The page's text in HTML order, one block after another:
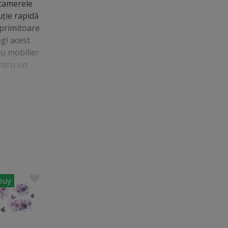
rapidă
acest
mobilier
un